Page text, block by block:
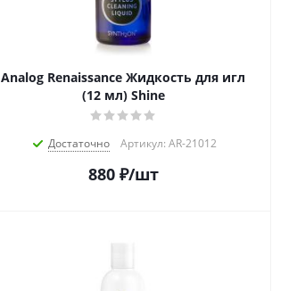
Analog Renaissance Жидкость для игл
(12 мл) Shine
Достаточно Артикул: AR-21012
880₽/шт